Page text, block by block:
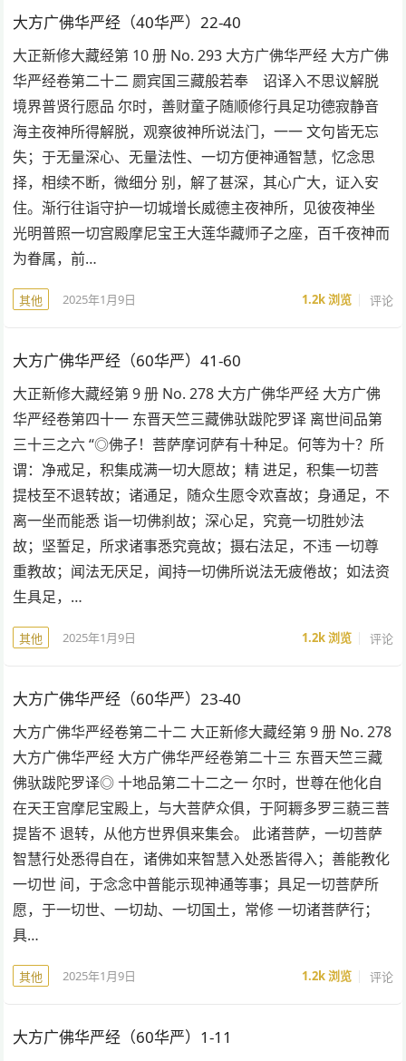
大方广佛华严经（40华严）22-40
大正新修大藏经第 10 册 No. 293 大方广佛华严经 大方广佛
华严经卷第二十二 罽宾国三藏般若奉 诏译入不思议解脱
境界普贤行愿品 尔时，善财童子随顺修行具足功德寂静音
海主夜神所得解脱，观察彼神所说法门，一一 文句皆无忘
失；于无量深心、无量法性、一切方便神通智慧，忆念思
择，相续不断，微细分 别，解了甚深，其心广大，证入安
住。渐行往诣守护一切城增长威德主夜神所，见彼夜神坐
光明普照一切宫殿摩尼宝王大莲华藏师子之座，百千夜神而
为眷属，前…
其他 2025年1月9日 1.2k浏览 评论
大方广佛华严经（60华严）41-60
大正新修大藏经第 9 册 No. 278 大方广佛华严经 大方广佛
华严经卷第四十一 东晋天竺三藏佛驮跋陀罗译 离世间品第
三十三之六 “◎佛子！菩萨摩诃萨有十种足。何等为十？所
谓：净戒足，积集成满一切大愿故；精 进足，积集一切菩
提枝至不退转故；诸通足，随众生愿令欢喜故；身通足，不
离一坐而能悉 诣一切佛刹故；深心足，究竟一切胜妙法
故；坚誓足，所求诸事悉究竟故；摄右法足，不违 一切尊
重教故；闻法无厌足，闻持一切佛所说法无疲倦故；如法资
生具足，…
其他 2025年1月9日 1.2k浏览 评论
大方广佛华严经（60华严）23-40
大方广佛华严经卷第二十二 大正新修大藏经第 9 册 No. 278
大方广佛华严经 大方广佛华严经卷第二十三 东晋天竺三藏
佛驮跋陀罗译◎ 十地品第二十二之一 尔时，世尊在他化自
在天王宫摩尼宝殿上，与大菩萨众俱，于阿耨多罗三藐三菩
提皆不 退转，从他方世界俱来集会。 此诸菩萨，一切菩萨
智慧行处悉得自在，诸佛如来智慧入处悉皆得入；善能教化
一切世 间，于念念中普能示现神通等事；具足一切菩萨所
愿，于一切世、一切劫、一切国土，常修 一切诸菩萨行；
具…
其他 2025年1月9日 1.2k浏览 评论
大方广佛华严经（60华严）1-11